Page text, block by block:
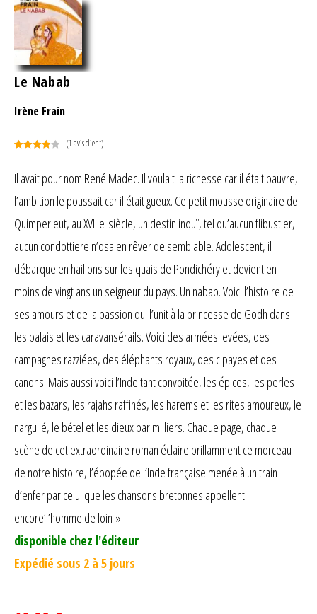
Le Nabab
Irène Frain
basé
sur
client
(1 avis client)
Il avait pour nom René Madec. Il voulait la richesse car il était pauvre,
l’ambition le poussait car il était gueux. Ce petit mousse originaire de
Quimper eut, au XVIIIe siècle, un destin inouï, tel qu’aucun flibustier,
aucun condottiere n’osa en rêver de semblable. Adolescent, il
débarque en haillons sur les quais de Pondichéry et devient en
moins de vingt ans un seigneur du pays. Un nabab. Voici l’histoire de
ses amours et de la passion qui l’unit à la princesse de Godh dans
les palais et les caravansérails. Voici des armées levées, des
campagnes razziées, des éléphants royaux, des cipayes et des
canons. Mais aussi voici l’Inde tant convoitée, les épices, les perles
et les bazars, les rajahs raffinés, les harems et les rites amoureux, le
narguilé, le bétel et les dieux par milliers. Chaque page, chaque
scène de cet extraordinaire roman éclaire brillamment ce morceau
de notre histoire, l’épopée de l’Inde française menée à un train
d’enfer par celui que les chansons bretonnes appellent
encore’l’homme de loin ».
disponible chez l'éditeur
Expédié sous 2 à 5 jours